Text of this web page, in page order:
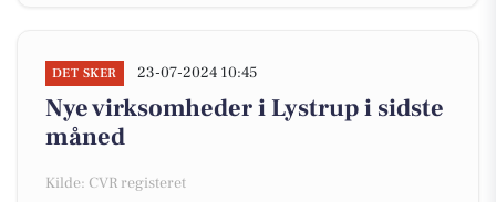
DET SKER 23-07-2024 10:45
Nye virksomheder i Lystrup i sidste
måned
Kilde: CVR registeret